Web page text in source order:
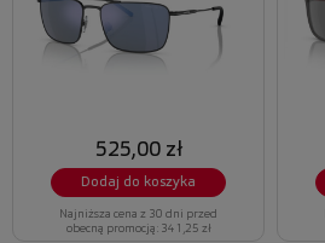
525,00 zł
Dodaj do koszyka
Najniższa cena z 30 dni przed
obecną promocją: 341,25 zł